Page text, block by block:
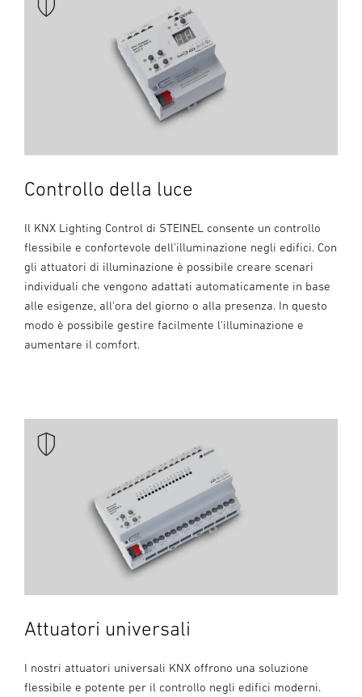
Controllo della luce
Il KNX Lighting Control di STEINEL consente un controllo
flessibile e confortevole dell'illuminazione negli edifici. Con
gli attuatori di illuminazione è possibile creare scenari
individuali che vengono adattati automaticamente in base
alle esigenze, all'ora del giorno o alla presenza. In questo
modo è possibile gestire facilmente l'illuminazione e
aumentare il comfort.
Attuatori universali
I nostri attuatori universali KNX offrono una soluzione
flessibile e potente per il controllo negli edifici moderni.